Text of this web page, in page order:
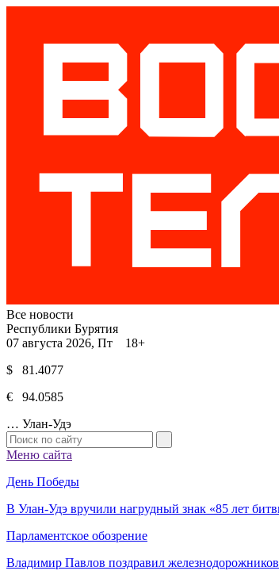
Все новости
Республики Бурятия
07 августа 2026, Пт 18+
$ 81.4077
€ 94.0585
… Улан-Удэ
Меню сайта
День Победы
В Улан-Удэ вручили нагрудный знак «85 лет
Парламентское обозрение
Владимир Павлов поздравил